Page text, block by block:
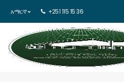
አማርኛ +251 115 15 36